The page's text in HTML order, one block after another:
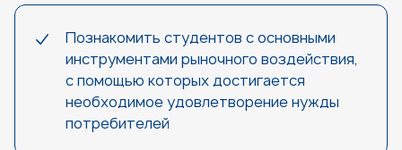
Познакомить студентов с основными
инструментами рыночного воздействия,
с помощью которых достигается
необходимое удовлетворение нужды
потребителей